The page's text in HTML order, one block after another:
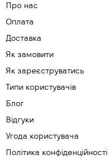
Про нас
Оплата
Доставка
Як замовити
Як зареєструватись
Типи користувачів
Блог
Відгуки
Угода користувача
Політика конфіденційності